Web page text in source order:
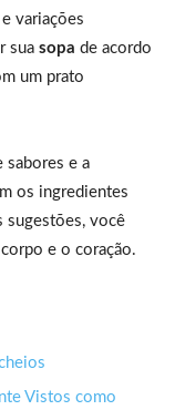
variações
sua sopa de acordo
um prato
sabores e a
os ingredientes
sugestões, você
e o coração.
Vistos como